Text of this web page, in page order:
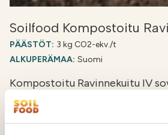
Soilfood Kompostoitu
PÄÄSTÖT: 3 kg CO2-ekv./t
ALKUPERÄMAA: Suomi
Kompostoitu Ravinnekuitu IV
peltoviljelymaan eloperäisen
ja lannoitukseen tavanomaisessa
luonnonmukaisessa maa- ja …